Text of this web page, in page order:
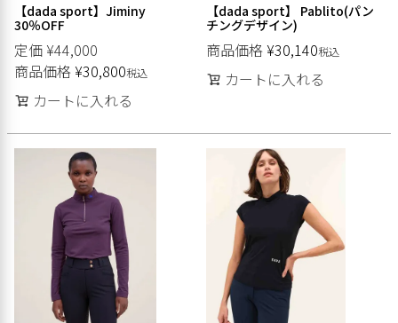
【dada sport】Jiminy
30％OFF
定価 ¥44,000
商品価格 ¥30,800税込
カートに入れる
【dada sport】 Pablito(パン
チングデザイン)
商品価格 ¥30,140税込
カートに入れる